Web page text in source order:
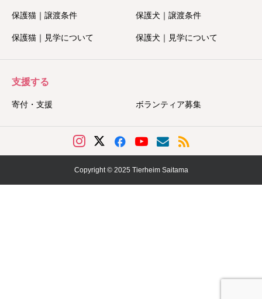
保護猫｜譲渡条件 保護犬｜譲渡条件
保護猫｜見学について 保護犬｜見学について
支援する
寄付・支援 ボランティア募集
Copyright © 2025 Tierheim Saitama